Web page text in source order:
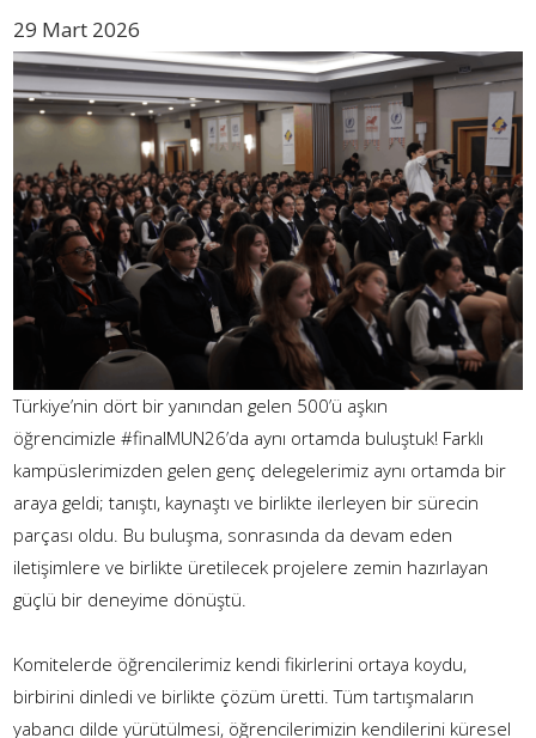
29 Mart 2026
Türkiye’nin dört bir yanından gelen 500’ü aşkın
öğrencimizle#finalMUN26’da aynı ortamda buluştuk! Farklı
kampüslerimizden gelen genç delegelerimiz aynı ortamda bir
araya geldi; tanıştı, kaynaştı ve birlikte ilerleyen bir sürecin
parçası oldu. Bu buluşma, sonrasında da devam eden
iletişimlere ve birlikte üretilecek projelere zemin hazırlayan
güçlü bir deneyime dönüştü.
Komitelerde öğrencilerimiz kendi fikirlerini ortaya koydu,
birbirini dinledi ve birlikte çözüm üretti. Tüm tartışmaların
yabancı dilde yürütülmesi, öğrencilerimizin kendilerini küresel